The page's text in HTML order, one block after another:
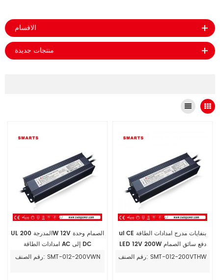
الاقسام
منتجات جديدة
UL المدرجة 200W 12V الصمام وحدة
امدادات الطاقة AC إلى DC
رقم الصنف: SMT-012-200VWN
ul CE بنفايات مدرج امدادات الطاقة
LED 12V 200W دفع سائق الصمام
يعتم
رقم الصنف: SMT-012-200VTHW